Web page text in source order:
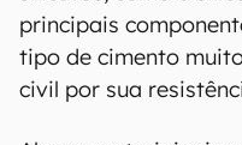
Feldspato, granito,
materiais, são
silício-oxigênio.